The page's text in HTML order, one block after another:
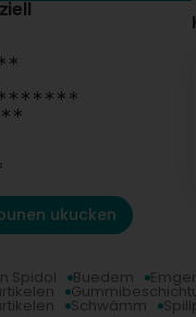
ukucken
Spidol
Buedem
Schwämm